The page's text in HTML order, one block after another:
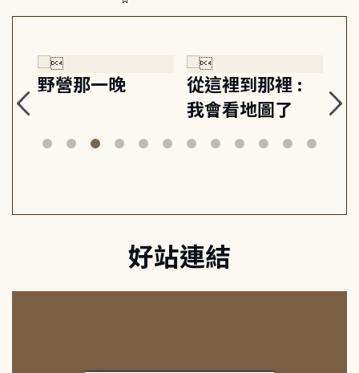
野營那一晚
從這裡到那裡 :
我會看地圖了
美
好站連結